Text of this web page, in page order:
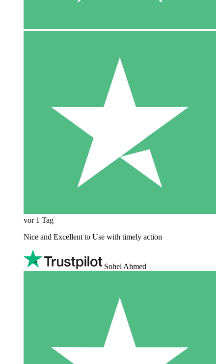
vor 1 Tag
Nice and Excellent to Use with timely action
Sohel Ahmed